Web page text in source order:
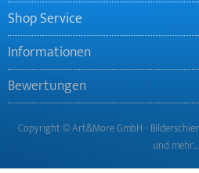
Shop Service
Informationen
Bewertungen
Copyright © Art&More GmbH -
und mehr…